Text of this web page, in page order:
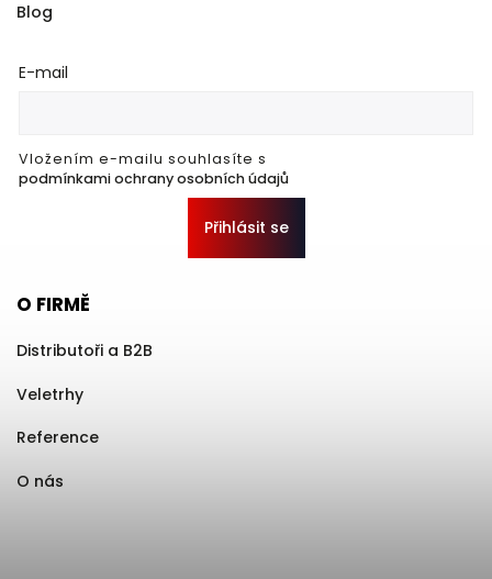
Blog
E-mail
Vložením e-mailu souhlasíte s
podmínkami ochrany osobních údajů
Přihlásit se
O FIRMĚ
Distributoři a B2B
Veletrhy
Reference
O nás